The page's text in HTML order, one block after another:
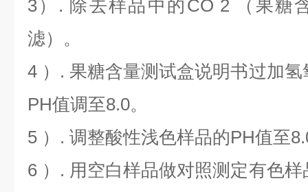
3）. 除去样品中的CO 2 （果糖
滤）。
4 ）. 果糖含量测试盒说明书过加
PH值调至8.0。
5 ）. 调整酸性浅色样品的PH值至
6 ）. 用空白样品做对照测定有色